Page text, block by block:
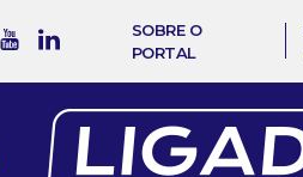
SOBRE O
PORTAL